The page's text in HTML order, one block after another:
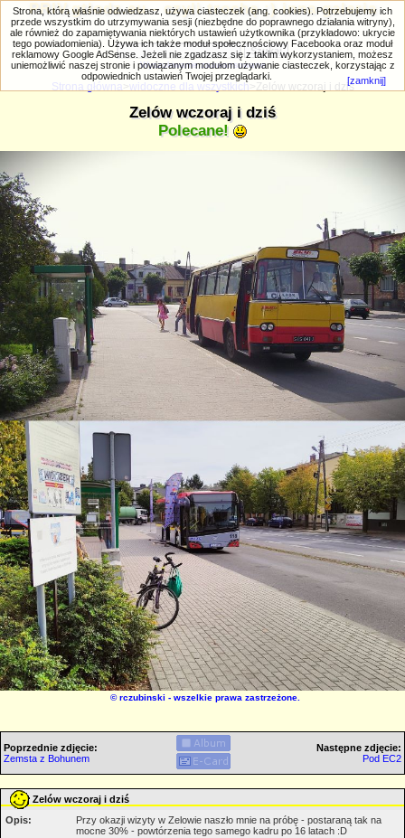
PRIV.gtlodz.eu - czyli trochę ;) inna galeria
Wyszukiwanie zaawansowane
Strona główna widoczne dla wszystkich >Zelów wczoraj i dziś
Zelów wczoraj i dziś
Polecane!
©rczubinski - wszelkie prawa zastrzeżone.
Poprzednie zdjęcie:
Zemsta z Bohunem
Następne zdjęcie:
Pod EC2
Zelów wczoraj i dziś
Opis:
Przy okazji wizyty w Zelowie naszło mnie na próbę - postaraną tak na
mocne 30% - powtórzenia tego samego kadru po 16 latach :D
Strona, którą właśnie odwiedzasz, używa ciasteczek (ang. cookies). Potrzebujemy ich
przede wszystkim do utrzymywania sesji (niezbędne do poprawnego działania witryny),
ale również do zapamiętywania niektórych ustawień użytkownika (przykładowo: ukrycie
tego powiadomienia). Używa ich także moduł społecznościowy Facebooka oraz moduł
reklamowy Google AdSense. Jeżeli nie zgadzasz się z takim wykorzystaniem, możesz
uniemożliwić naszej stronie i powiązanym modułom używanie ciasteczek, korzystając z
odpowiednich ustawień Twojej przeglądarki.
[zamknij]